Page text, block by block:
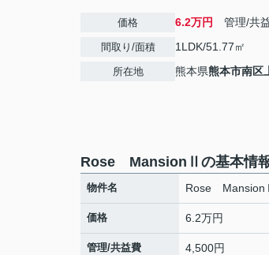
価格 6.2万円 管理/共
間取り/面積 1LDK/51.77㎡
所在地 熊本県熊本市南区
Rose MansionⅡの基本情
物件名 Rose
価格 6.2万円
管理/共益費 4,500円